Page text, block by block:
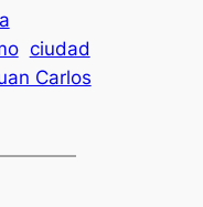
ciudad
Carlos